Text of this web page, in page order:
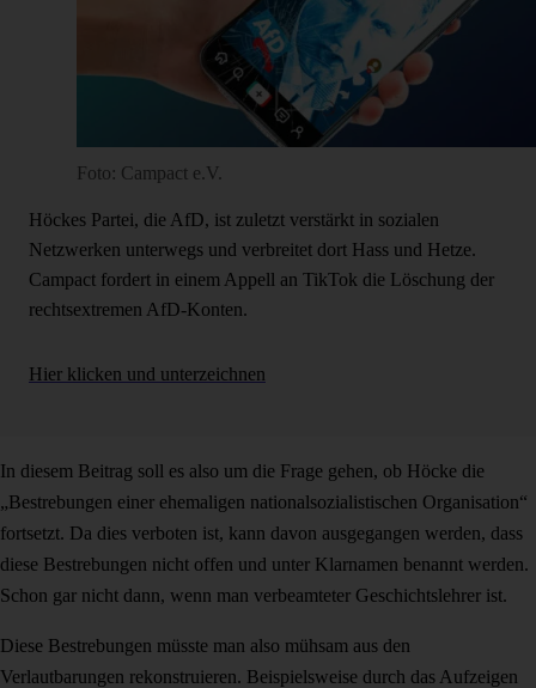
Foto: Campact e.V.
Höckes Partei, die AfD, ist zuletzt verstärkt in sozialen
Netzwerken unterwegs und verbreitet dort Hass und Hetze.
Campact fordert in einem Appell an TikTok die Löschung der
rechtsextremen AfD-Konten.
Hier klicken und unterzeichnen
In diesem Beitrag soll es also um die Frage gehen, ob Höcke die
„Bestrebungen einer ehemaligen nationalsozialistischen Organisation“
fortsetzt. Da dies verboten ist, kann davon ausgegangen werden, dass
diese Bestrebungen nicht offen und unter Klarnamen benannt werden.
Schon gar nicht dann, wenn man verbeamteter Geschichtslehrer ist.
Diese Bestrebungen müsste man also mühsam aus den
Verlautbarungen rekonstruieren. Beispielsweise durch das Aufzeigen